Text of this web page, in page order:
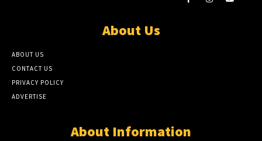
About Us
ABOUT US
CONTACT US
PRIVACY POLICY
ADVERTISE
About Information